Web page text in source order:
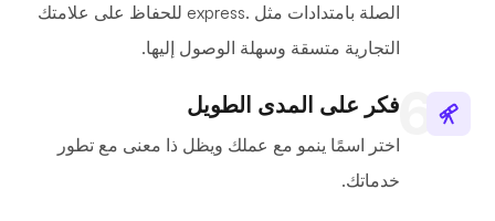
الصلة بامتدادات مثل .express للحفاظ على علامتك
التجارية متسقة وسهلة الوصول إليها.
فكر على المدى الطويل
اختر اسمًا ينمو مع عملك ويظل ذا معنى مع تطور
خدماتك.